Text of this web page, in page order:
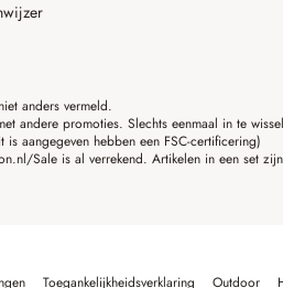
anders vermeld.
andere promoties. Slechts eenmaal in te
aangegeven hebben een FSC-certificering)
Sale is al verrekend. Artikelen in een set
Toegankelijkheidsverklaring Outdoor